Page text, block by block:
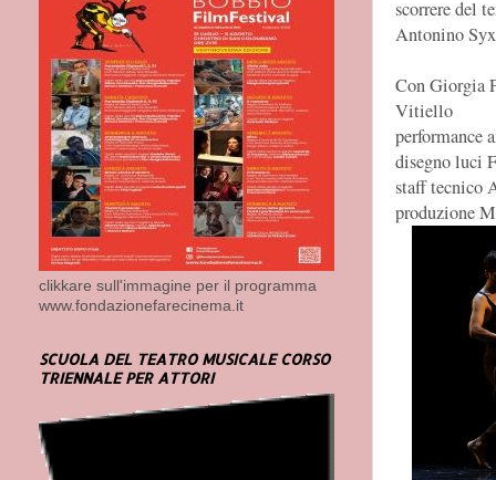
scorrere del
Antonino
Con Giorgia
Vitiello
performance
disegno luci
staff tecnico
produzione
clikkare sull'immagine per il programma
www.fondazionefarecinema.it
SCUOLA DEL TEATRO MUSICALE CORSO
TRIENNALE PER ATTORI